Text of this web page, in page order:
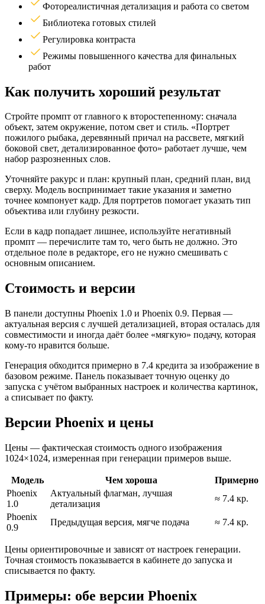
Фотореалистичная детализация и работа со светом
Библиотека готовых стилей
Регулировка контраста
Режимы повышенного качества для финальных
работ
Как получить хороший результат
Стройте промпт от главного к второстепенному: сначала
объект, затем окружение, потом свет и стиль. «Портрет
пожилого рыбака, деревянный причал на рассвете, мягкий
боковой свет, детализированное фото» работает лучше, чем
набор разрозненных слов.
Уточняйте ракурс и план: крупный план, средний план, вид
сверху. Модель воспринимает такие указания и заметно
точнее компонует кадр. Для портретов помогает указать тип
объектива или глубину резкости.
Если в кадр попадает лишнее, используйте негативный
промпт — перечислите там то, чего быть не должно. Это
отдельное поле в редакторе, его не нужно смешивать с
основным описанием.
Стоимость и версии
В панели доступны Phoenix 1.0 и Phoenix 0.9. Первая —
актуальная версия с лучшей детализацией, вторая осталась для
совместимости и иногда даёт более «мягкую» подачу, которая
кому-то нравится больше.
Генерация обходится примерно в 7.4 кредита за изображение в
базовом режиме. Панель показывает точную оценку до
запуска с учётом выбранных настроек и количества картинок,
а списывает по факту.
Версии Phoenix и цены
Цены — фактическая стоимость одного изображения
1024×1024, измеренная при генерации примеров выше.
Модель Чем хороша
Примерно
Phoenix
1.0
Актуальный флагман, лучшая
детализация
≈ 7.4 кр.
Phoenix
0.9
Предыдущая версия, мягче подача ≈ 7.4 кр.
Цены ориентировочные и зависят от настроек генерации.
Точная стоимость показывается в кабинете до запуска и
списывается по факту.
Примеры: обе версии Phoenix